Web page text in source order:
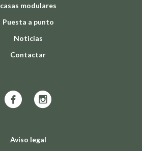
casas modulares
Puesta a punto
Noticias
Contactar
Aviso legal